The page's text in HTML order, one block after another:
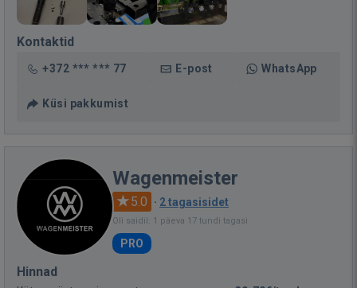
Kontaktid
+372 *** *** 77 E-post WhatsApp
Küsi pakkumist
Wagenmeister
5.0 · 2 tagasisidet
Oli saidil: 1 päeva 17 tundi tagasi
PRO
Hinnad